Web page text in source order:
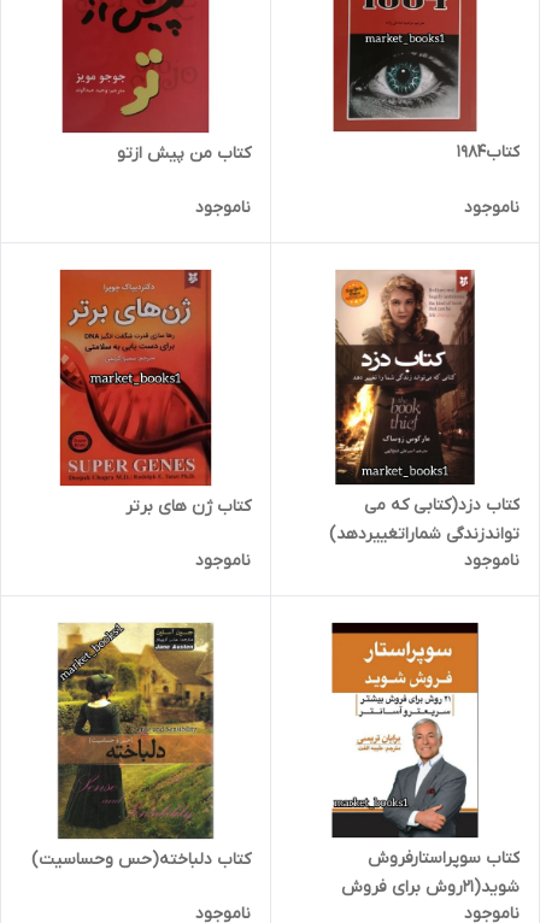
کتاب1984
ناموجود
کتاب من پیش ازتو
ناموجود
کتاب دزد(کتابی که می
تواندزندگی شماراتغییردهد)
ناموجود
کتاب ژن های برتر
ناموجود
کتاب سوپراستارفروش
شوید(21روش برای فروش
بیشترسریعتروآسانتر)
ناموجود
کتاب دلباخته(حس وحساسیت)
ناموجود